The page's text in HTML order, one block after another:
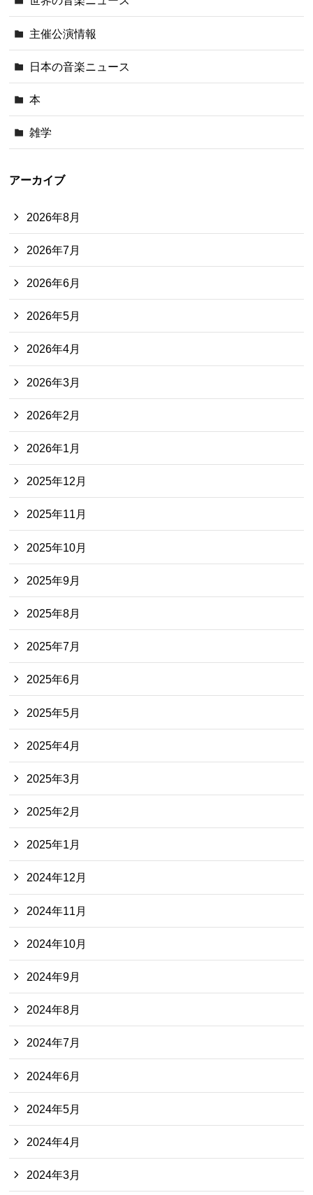
主催公演情報
日本の音楽ニュース
本
雑学
アーカイブ
2026年8月
2026年7月
2026年6月
2026年5月
2026年4月
2026年3月
2026年2月
2026年1月
2025年12月
2025年11月
2025年10月
2025年9月
2025年8月
2025年7月
2025年6月
2025年5月
2025年4月
2025年3月
2025年2月
2025年1月
2024年12月
2024年11月
2024年10月
2024年9月
2024年8月
2024年7月
2024年6月
2024年5月
2024年4月
2024年3月